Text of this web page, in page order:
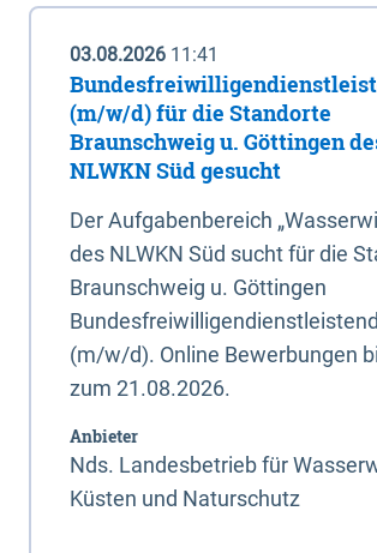
03.08.2026 11:41
(m/w/d) für die Standorte
Braunschweig u. Göttingen
NLWKN Süd gesucht
Der Aufgabenbereich
des NLWKN Süd sucht für die
Braunschweig u. Göttingen
(m/w/d). Online Bewerbungen
zum 21.08.2026.
Anbieter
Nds. Landesbetrieb für
Küsten und Naturschutz